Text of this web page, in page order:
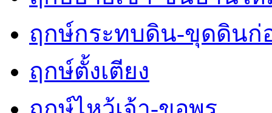
ฤกษ์กระทบดิน-ขุดดินก่
ฤกษ์ตั้งเตียง